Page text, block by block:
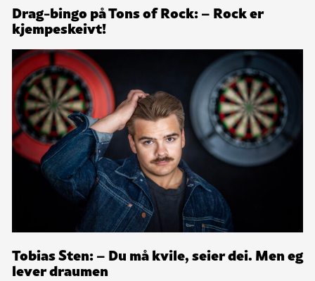
Drag-bingo på Tons of Rock: – Rock er
kjempeskeivt!
Tobias Sten: – Du må kvile, seier dei. Men eg
lever draumen